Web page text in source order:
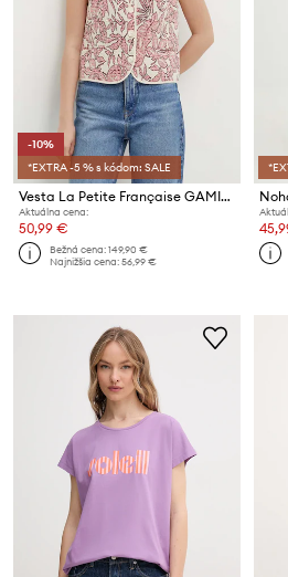
-10%
*EXTRA -5 % s kódom: SALE
Vesta La Petite Française GAMIN
Aktuálna cena:
50,99 €
Bežná cena:149,90 €
Najnižšia cena:56,99 €